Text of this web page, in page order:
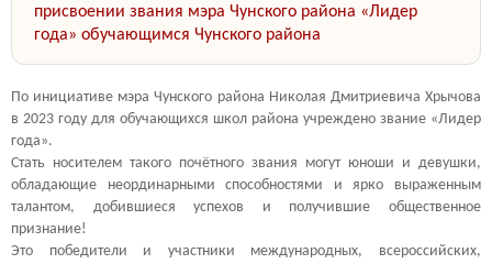
присвоении звания мэра Чунского района «Лидер
года» обучающимся Чунского района
По инициативе мэра Чунского района Николая Дмитриевича Хрычова
в 2023 году для обучающихся школ района учреждено звание «Лидер
года».
Стать носителем такого почётного звания могут юноши и девушки,
обладающие неординарными способностями и ярко выраженным
талантом, добившиеся успехов и получившие общественное
признание!
Это победители и участники международных, всероссийских,